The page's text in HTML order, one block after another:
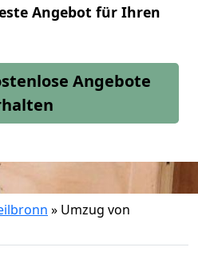
Angebot für Ihren
Angebote
» Umzug von